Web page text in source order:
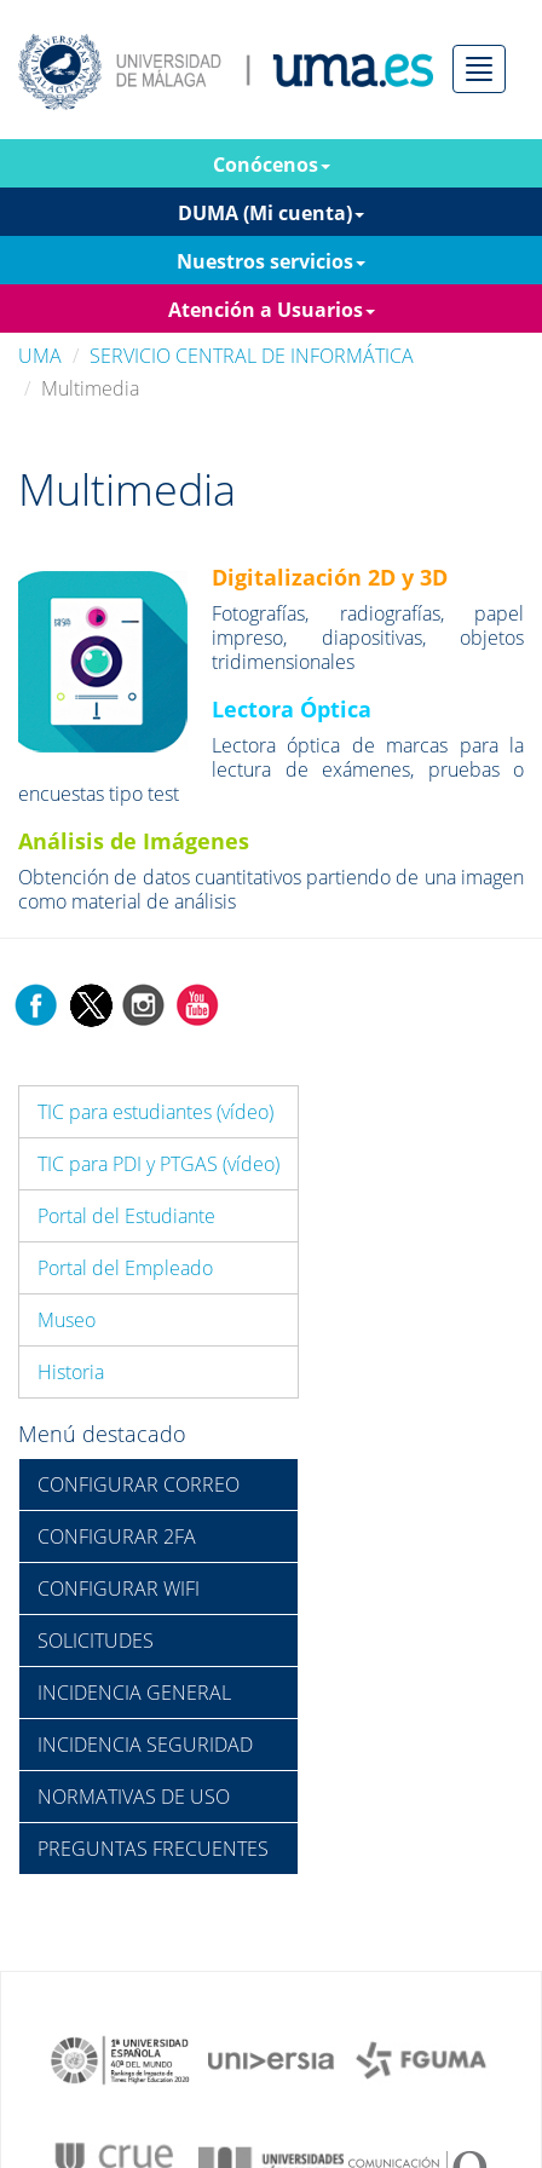
Menú
Conócenos
DUMA (Mi cuenta)
Nuestros servicios
Atención a Usuarios
UMA
SERVICIO CENTRAL DE INFORMÁTICA
Multimedia
Multimedia
Digitalización 2D y 3D
Fotografías, radiografías, papel
impreso, diapositivas, objetos
tridimensionales
Lectora Óptica
Lectora óptica de marcas para la
lectura de exámenes, pruebas o
encuestas tipo test
Análisis de Imágenes
Obtención de datos cuantitativos partiendo de una imagen
como material de análisis
TIC para estudiantes (vídeo)
TIC para PDI y PTGAS (vídeo)
Portal del Estudiante
Portal del Empleado
Museo
Historia
Menú destacado
CONFIGURAR CORREO
CONFIGURAR 2FA
CONFIGURAR WIFI
SOLICITUDES
INCIDENCIA GENERAL
INCIDENCIA SEGURIDAD
NORMATIVAS DE USO
PREGUNTAS FRECUENTES